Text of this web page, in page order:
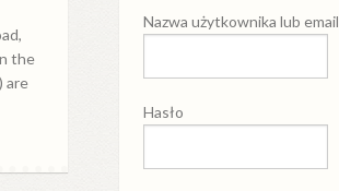
the
are
Nazwa użytkownika lub email
Hasło